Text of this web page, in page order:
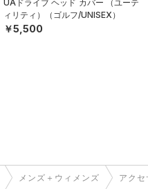
UAドライブ ヘッド カバー （ユーテ
ィリティ）（ゴルフ/UNISEX）
￥5,500
メンズ＋ウィメンズ アク